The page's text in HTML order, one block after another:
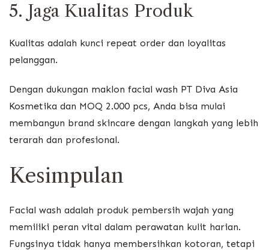
5. Jaga Kualitas Produk
Kualitas adalah kunci repeat order dan loyalitas
pelanggan.
Dengan dukungan maklon facial wash PT Diva Asia
Kosmetika dan MOQ 2.000 pcs, Anda bisa mulai
membangun brand skincare dengan langkah yang lebih
terarah dan profesional.
Kesimpulan
Facial wash adalah produk pembersih wajah yang
memiliki peran vital dalam perawatan kulit harian.
Fungsinya tidak hanya membersihkan kotoran, tetapi